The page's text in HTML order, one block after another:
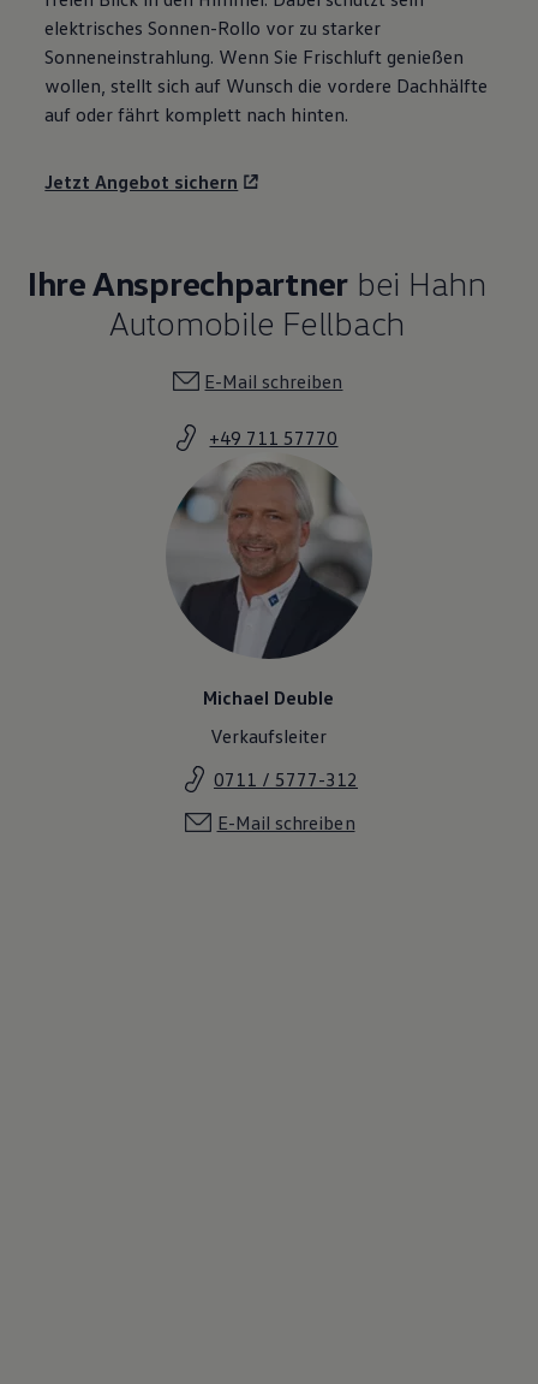
elektrisches Sonnen-Rollo vor zu starker
Sonneneinstrahlung. Wenn Sie Frischluft genießen
wollen, stellt sich auf Wunsch die vordere Dachhälfte
auf oder fährt komplett nach hinten.
Jetzt Angebot sichern
Ihre Ansprechpartner bei Hahn
Automobile Fellbach
E-Mail schreiben
+49 711 57770
Michael Deuble
Verkaufsleiter
0711 / 5777-312
E-Mail schreiben